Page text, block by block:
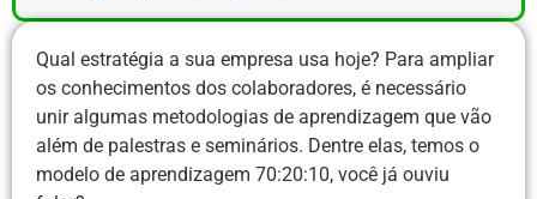
Qual estratégia a sua empresa usa hoje? Para ampliar
os conhecimentos dos colaboradores, é necessário
unir algumas metodologias de aprendizagem que vão
além de palestras e seminários. Dentre elas, temos o
modelo de aprendizagem 70:20:10, você já ouviu